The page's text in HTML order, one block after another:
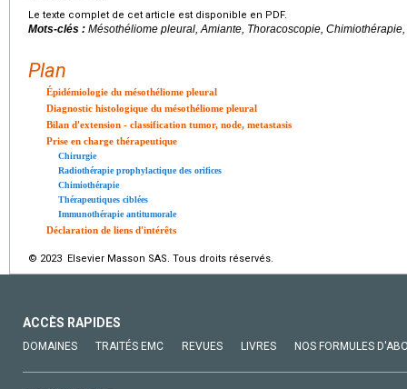
Le texte complet de cet article est disponible en PDF.
Mots-clés : Mésothéliome pleural, Amiante, Thoracoscopie,
Plan
Épidémiologie du mésothéliome pleural
Diagnostic histologique du mésothéliome pleural
Bilan d'extension - classification tumor, node, metastasis
Prise en charge thérapeutique
Chirurgie
Radiothérapie prophylactique des orifices
Chimiothérapie
Thérapeutiques ciblées
Immunothérapie antitumorale
Déclaration de liens d'intérêts
© 2023 Elsevier Masson SAS. Tous droits réservés.
ACCÈS RAPIDES
DOMAINES TRAITÉS EMC REVUES LIVRES NOS FORMULES